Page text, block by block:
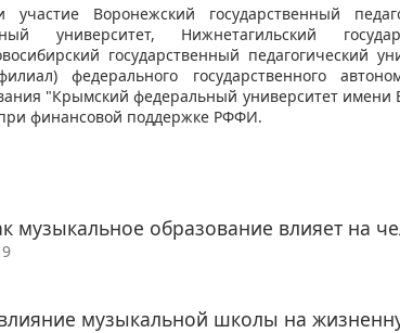
Воронежский государственный
университет, Нижнетагильский
государственный педагогический
федерального государственного
"Крымский федеральный университет имени
финансовой поддержке РФФИ.
музыкальное образование влияет на
музыкальной школы на